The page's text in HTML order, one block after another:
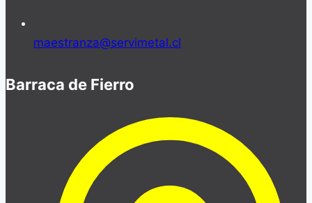
maestranza@servimetal.cl
Barraca de Fierro